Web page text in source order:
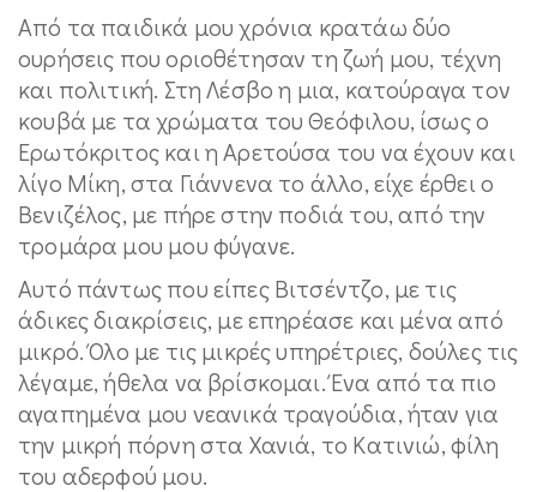
Από τα παιδικά μου χρόνια κρατάω δύο
ουρήσεις που οριοθέτησαν τη ζωή μου, τέχνη
και πολιτική. Στη Λέσβο η μια, κατούραγα τον
κουβά με τα χρώματα του Θεόφιλου, ίσως ο
Ερωτόκριτος και η Αρετούσα του να έχουν και
λίγο Μίκη, στα Γιάννενα το άλλο, είχε έρθει ο
Βενιζέλος, με πήρε στην ποδιά του, από την
τρομάρα μου μου φύγανε.
Αυτό πάντως που είπες Βιτσέντζο, με τις
άδικες διακρίσεις, με επηρέασε και μένα από
μικρό. Όλο με τις μικρές υπηρέτριες, δούλες τις
λέγαμε, ήθελα να βρίσκομαι. Ένα από τα πιο
αγαπημένα μου νεανικά τραγούδια, ήταν για
την μικρή πόρνη στα Χανιά, το Κατινιώ, φίλη
του αδερφού μου.